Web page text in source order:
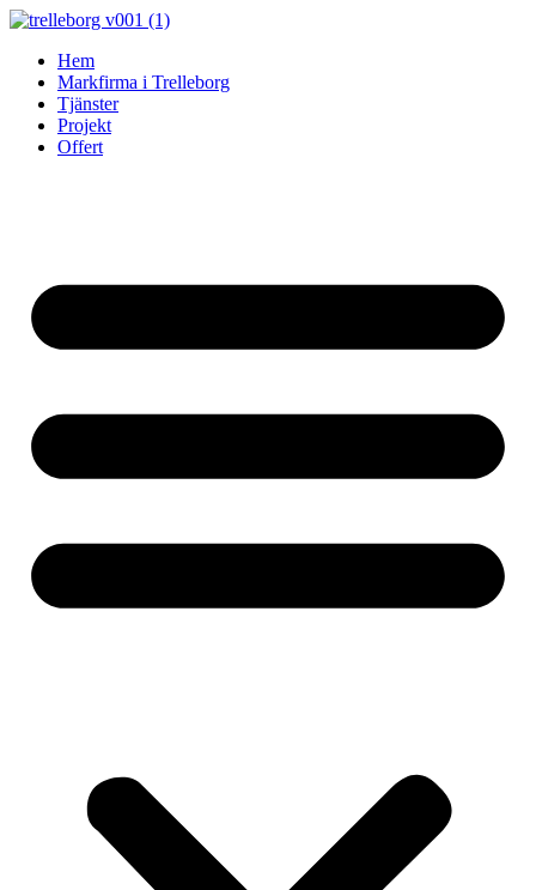
Skip
contentHem
Markfirma i Trelleborg
Tjänster
Projekt
Offert